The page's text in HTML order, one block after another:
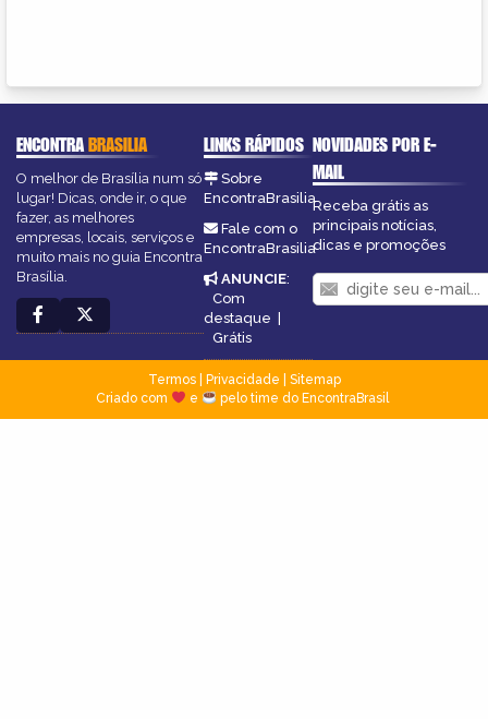
ENCONTRABRASILIA
O melhor de Brasília num só
lugar! Dicas, onde ir, o que
fazer, as melhores
empresas, locais, serviços e
muito mais no guia Encontra
Brasília.
LINKS RÁPIDOS
Sobre
EncontraBrasilia
Fale com o
EncontraBrasilia
ANUNCIE:
Com
destaque |
Grátis
NOVIDADES POR E-
MAIL
Receba grátis as
principais notícias,
dicas e promoções
Termos| Privacidade
Sitemap
Criado com
e pelo time do EncontraBrasil